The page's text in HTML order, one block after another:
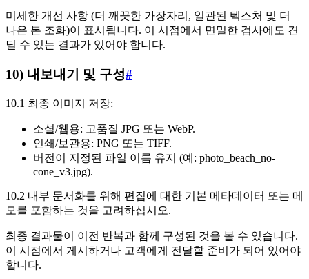
미세한 개선 사항 (더 깨끗한 가장자리, 일관된 텍스처 및 더
나은 톤 조화)이 표시됩니다. 이 시점에서 면밀한 검사에도 견
딜 수 있는 결과가 있어야 합니다.
10) 내보내기 및 구성#
10.1 최종 이미지 저장:
소셜/웹용: 고품질 JPG 또는 WebP.
인쇄/보관용: PNG 또는 TIFF.
버전이 지정된 파일 이름 유지 (예: photo_beach_no-
cone_v3.jpg).
10.2 내부 문서화를 위해 편집에 대한 기본 메타데이터 또는 메
모를 포함하는 것을 고려하십시오.
최종 결과물이 이전 반복과 함께 구성된 것을 볼 수 있습니다.
이 시점에서 게시하거나 고객에게 전달할 준비가 되어 있어야
합니다.